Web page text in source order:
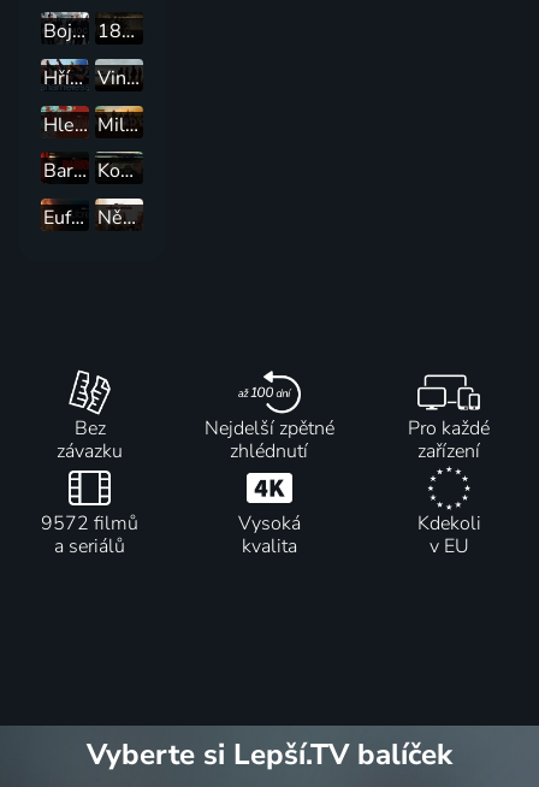
Boj o moc
1883
Hříšníci
Vincentův svět
Hledání
Miliardy
Barry
Kominského metoda
Euforie
Někdo, někde
Bez
závazku
Nejdelší zpětné
zhlédnutí
Pro každé
zařízení
9572 filmů
a seriálů
Vysoká
kvalita
Kdekoli
v EU
Vyberte si Lepší.TV balíček